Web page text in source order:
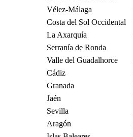
Vélez-Málaga
Costa del Sol Occidental
La Axarquía
Serranía de Ronda
Valle del Guadalhorce
Cádiz
Granada
Jaén
Sevilla
Aragón